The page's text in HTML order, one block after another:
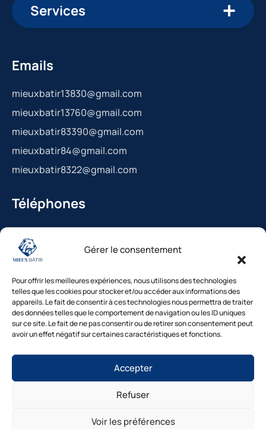
Gérer le consentement
Pour offrir les meilleures expériences, nous utilisons des technologies
telles que les cookies pour stocker et/ou accéder aux informations des
appareils. Le fait de consentir à ces technologies nous permettra de traiter
des données telles que le comportement de navigation ou les ID uniques
sur ce site. Le fait de ne pas consentir ou de retirer son consentement peut
avoir un effet négatif sur certaines caractéristiques et fonctions.
Accepter
Refuser
Voir les préférences
Services
Emails
mieuxbatir13830@gmail.com
mieuxbatir13760@gmail.com
mieuxbatir83390@gmail.com
mieuxbatir84@gmail.com
mieuxbatir8322@gmail.com
Téléphones
La Bédoule : 04.42.36.29.99
St-Cannat : 04.42.36.29.99
Cavaillon : 04.84.85.88.94
Le Beausset : 04.94.38.22.19
© Mieux Bâtir – Tous droits réservés |
Politique de confidentialité|
Besoin d’un diagnostic ?
Nos experts vous répondentsous 48h
1. Inspection gratuite →2. Devis clair →3.